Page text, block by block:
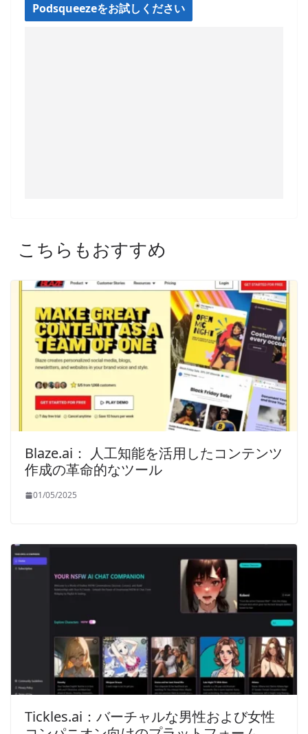
Podsqueezeをお試しください
こちらもおすすめ
Blaze.ai： 人工知能を活用したコンテンツ
作成の革命的なツール
01/05/2025
Tickles.ai：バーチャルな男性および女性